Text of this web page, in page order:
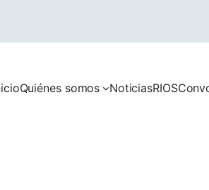
Quiénes somos NoticiasRIOS